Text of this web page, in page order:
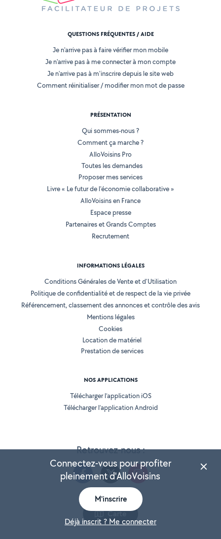
Carte
Retrouvez-nous :
QUESTIONS FRÉQUENTES / AIDE
Je n'arrive pas à faire vérifier mon mobile
Je n'arrive pas à me connecter à mon compte
Je n'arrive pas à m'inscrire depuis le site web
Comment réinitialiser / modifier mon mot de passe
PRÉSENTATION
Qui sommes-nous ?
Comment ça marche ?
AlloVoisins Pro
Toutes les demandes
Proposer mes services
Livre « Le futur de l'économie collaborative »
AlloVoisins en France
Espace presse
Partenaires et Grands Comptes
Recrutement
INFORMATIONS LÉGALES
Conditions Générales de Vente et d'Utilisation
Politique de confidentialité et de respect de la vie privée
Référencement, classement des annonces et contrôle des avis
Mentions légales
Cookies
Location de matériel
Prestation de services
NOS APPLICATIONS
Télécharger l’application iOS
Télécharger l’application Android
Connectez-vous pour profiter
pleinement d'AlloVoisins
M'inscrire
Déjà inscrit ? Me connecter